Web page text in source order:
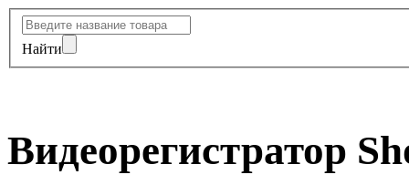
Найти
Видеорегистратор